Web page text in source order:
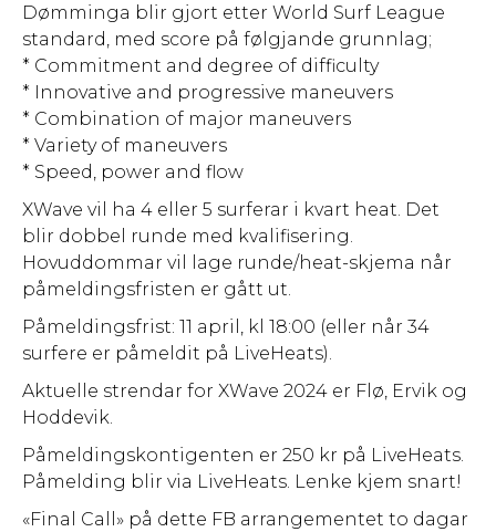
Dømminga blir gjort etter World Surf League
standard, med score på følgjande grunnlag;
* Commitment and degree of difficulty
* Innovative and progressive maneuvers
* Combination of major maneuvers
* Variety of maneuvers
* Speed, power and flow
XWave vil ha 4 eller 5 surferar i kvart heat. Det
blir dobbel runde med kvalifisering.
Hovuddommar vil lage runde/heat-skjema når
påmeldingsfristen er gått ut.
Påmeldingsfrist: 11 april, kl 18:00 (eller når 34
surfere er påmeldit på LiveHeats).
Aktuelle strendar for XWave 2024 er Flø, Ervik og
Hoddevik.
Påmeldingskontigenten er 250 kr på LiveHeats.
Påmelding blir via LiveHeats. Lenke kjem snart!
«Final Call» på dette FB arrangementet to dagar